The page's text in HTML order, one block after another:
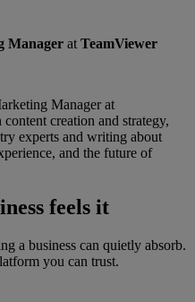
Manager at TeamViewer
Manager at
creation and strategy,
experts and writing about
and the future of
feels it
a business can quietly absorb.
you can trust.